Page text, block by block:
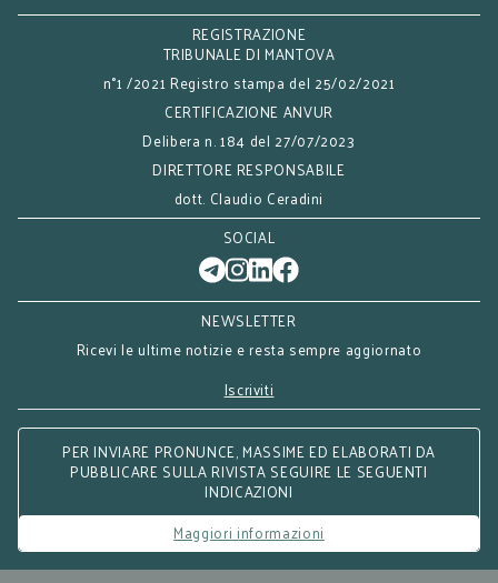
REGISTRAZIONE
TRIBUNALE DI MANTOVA
n°1 /2021 Registro stampa del 25/02/2021
CERTIFICAZIONE ANVUR
Delibera n. 184 del 27/07/2023
DIRETTORE RESPONSABILE
dott. Claudio Ceradini
SOCIAL
NEWSLETTER
Ricevi le ultime notizie e resta sempre aggiornato
Iscriviti
PER INVIARE PRONUNCE, MASSIME ED ELABORATI DA
PUBBLICARE SULLA RIVISTA SEGUIRE LE SEGUENTI
INDICAZIONI
Maggiori informazioni